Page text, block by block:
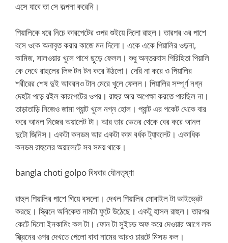
এসে যাবে তা সে কল্পনা করেনি।
পিয়ালিকে ধরে নিচে কারপেটের ওপর শুইয়ে দিলো রাহুল। তারপর ওর পাশে
বসে ওকে অনাবৃত করার কাজে মন দিলো। একে একে পিয়ালির ওড়না,
কামিজ, সালওয়ার খুলে পাশে ছুড়ে ফেলল। শুধু অন্তরবাস পিরিহিতা পিয়ালি
কে দেখে রাহুলের লিঙ্গ টন টন করে উঠলো। দেরি না করে ও পিয়ালির
শরীরের শেষ দুই আবরনও টান মেরে খুলে ফেলল। পিয়ালির সম্পূর্ণ নগ্ন
দেহটা পড়ে রইল কারপেটের ওপর। রাহুর আর অপেক্ষা করতে পারছিল না।
তাড়াতাড়ি নিজেও জামা প্যান্ট খুলে নগ্ন হোল। প্যান্ট এর পকেট থেকে বার
করে আনল নিজের অয়ালেট টা। আর তার ভেতর থেকে বের করে আনল
দুটো জিনিস। একটা কনডম আর একটা কাম বর্ধক ট্যাবলেট। একাধিক
কনডম রাহুলের অয়ালেটে সব সময় থাকে।
bangla choti golpo বিধবার যৌনতৃষ্ণা
রাহুল পিয়ালির পাশে গিয়ে বসলো। দেখল পিয়ালির মোবাইল টা ভাইভ্রেট
করছে। স্ক্রিনে অনিকেত নামটা ফুটে উঠেছে। একটু হাসল রাহুল। তারপর
কেটে দিলো ইনকামিং কল টা। ফোন টা সুইচড অফ করে দেওয়ার আগে লক
স্ক্রিনের ওপর দেখতে পেলো বাবা নামের আরও চারটে মিসড কল।